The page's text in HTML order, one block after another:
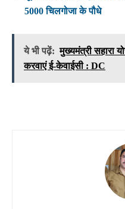
5000 चिलगोजा के पौधे
ये भी पढ़ें: मुख्यमंत्री सहारा
करवाएं ई-केवाईसी : DC